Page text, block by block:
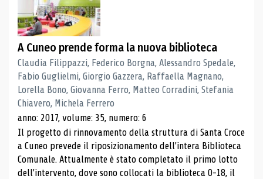
A Cuneo prende forma la nuova biblioteca
Claudia Filippazzi, Federico Borgna, Alessandro Spedale,
Fabio Guglielmi, Giorgio Gazzera, Raffaella Magnano,
Lorella Bono, Giovanna Ferro, Matteo Corradini, Stefania
Chiavero, Michela Ferrero
anno: 2017, volume: 35, numero: 6
Il progetto di rinnovamento della struttura di Santa Croce
a Cuneo prevede il riposizionamento dell'intera Biblioteca
Comunale. Attualmente è stato completato il primo lotto
dell'intervento, dove sono collocati la biblioteca 0-18, il